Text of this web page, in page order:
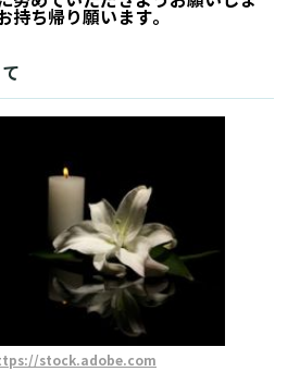
持ち帰り願います。
stock.adobe.com